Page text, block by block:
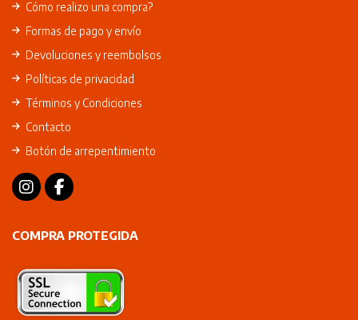
Cómo realizo una compra?
Formas de pago y envío
Devoluciones y reembolsos
Políticas de privacidad
Términos y Condiciones
Contacto
Botón de arrepentimiento
COMPRA PROTEGIDA